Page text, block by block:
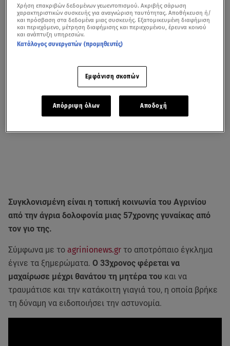
Συγκλονισμένη είναι η τοπική κοινωνία του Αγρινίου
από την άγρια δολοφονία μιας 57χρονης γυναίκας από
τον γιο της.
Σύμφωνα με το agrinionews.gr το αποτρόπαιο έγκλημα
έγινε τα ξημερώματα. Ο 33χρονος φέρεται να
μαχαίρωσε μέχρι θανάτου τη μητέρα του και να
τραυμάτισε και την κατάκοιτη γιαγιά του, η οποία βρήκε
τη δύναμη να ειδοποιήσει την αστυνομία.
Χρήση επακριβών δεδομένων γεωεντοπισμού. Ακριβής σάρωση
χαρακτηριστικών συσκευής για αναγνώριση ταυτότητας. Αποθήκευση ή/
και πρόσβαση στα δεδομένα μιας συσκευής. Εξατομικευμένη διαφήμιση
και περιεχόμενο, μέτρηση διαφήμισης και περιεχομένου, έρευνα κοινού
και ανάπτυξη υπηρεσιών.
Κατάλογος συνεργατών (προμηθευτές)
Εμφάνιση σκοπών
Απόρριψη όλων Αποδοχή